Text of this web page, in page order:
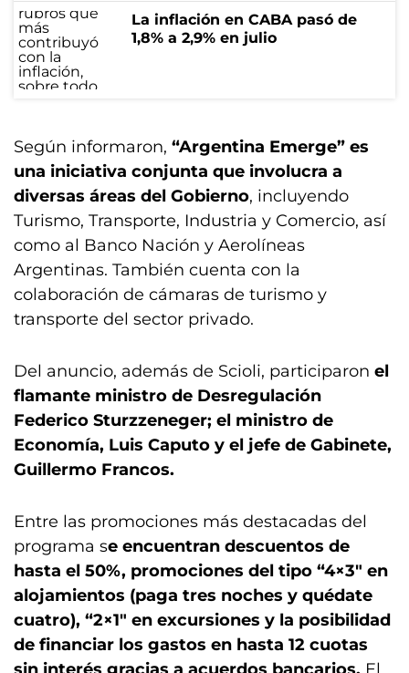
La inflación en CABA pasó de
1,8% a 2,9% en julio
Según informaron, “Argentina Emerge” es
una iniciativa conjunta que involucra a
diversas áreas del Gobierno, incluyendo
Turismo, Transporte, Industria y Comercio, así
como al Banco Nación y Aerolíneas
Argentinas. También cuenta con la
colaboración de cámaras de turismo y
transporte del sector privado.
Del anuncio, además de Scioli, participaron el
flamante ministro de Desregulación
Federico Sturzzeneger; el ministro de
Economía, Luis Caputo y el jefe de Gabinete,
Guillermo Francos.
Entre las promociones más destacadas del
programa se encuentran descuentos de
hasta el 50%, promociones del tipo “4×3″ en
alojamientos (paga tres noches y quédate
cuatro), “2×1″ en excursiones y la posibilidad
de financiar los gastos en hasta 12 cuotas